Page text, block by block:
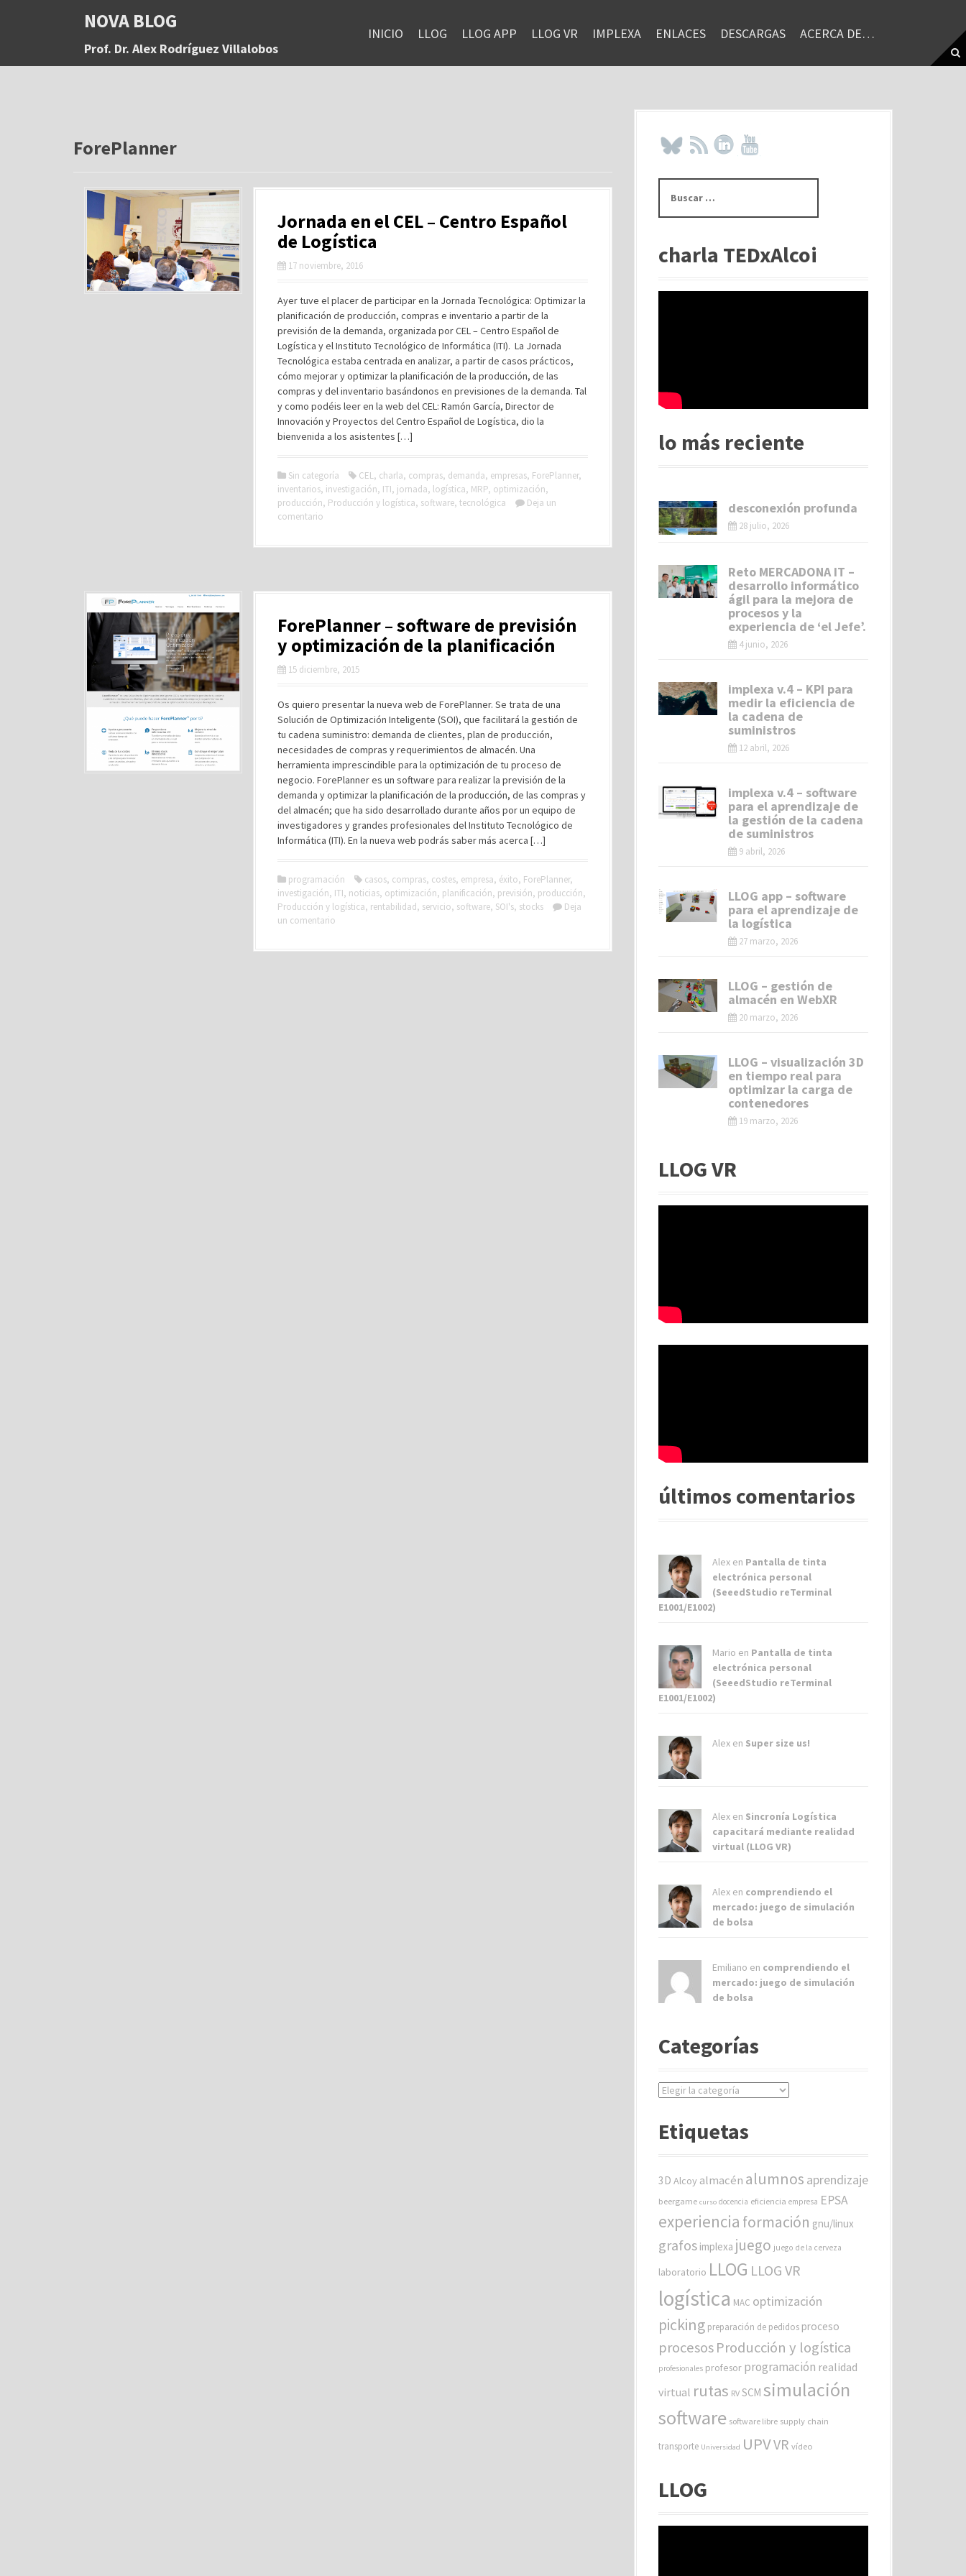
a
NOVA BLOG
Prof. Dr. Alex Rodríguez Villalobos
INICIO LLOG LLOG APP LLOG VR IMPLEXA ENLACES DESCARGAS ACERCA DE…
ForePlanner
Jornada en el CEL – Centro Español
de Logística
17 noviembre, 2016
Ayer tuve el placer de participar en la Jornada Tecnológica: Optimizar la
planificación de producción, compras e inventario a partir de la
previsión de la demanda, organizada por CEL – Centro Español de
Logística y el Instituto Tecnológico de Informática (ITI). La Jornada
Tecnológica estaba centrada en analizar, a partir de casos prácticos,
cómo mejorar y optimizar la planificación de la producción, de las
compras y del inventario basándonos en previsiones de la demanda. Tal
y como podéis leer en la web del CEL: Ramón García, Director de
Innovación y Proyectos del Centro Español de Logística, dio la
bienvenida a los asistentes […]
Sin categoría CEL, charla, compras, demanda, empresas, ForePlanner,
inventarios, investigación, ITI, jornada, logística, MRP, optimización,
producción, Producción y logística, software, tecnológica
Deja un
comentario
ForePlanner – software de previsión
y optimización de la planificación
15 diciembre, 2015
Os quiero presentar la nueva web de ForePlanner. Se trata de una
Solución de Optimización Inteligente (SOI), que facilitará la gestión de
tu cadena suministro: demanda de clientes, plan de producción,
necesidades de compras y requerimientos de almacén. Una
herramienta imprescindible para la optimización de tu proceso de
negocio. ForePlanner es un software para realizar la previsión de la
demanda y optimizar la planificación de la producción, de las compras y
del almacén; que ha sido desarrollado durante años por un equipo de
investigadores y grandes profesionales del Instituto Tecnológico de
Informática (ITI). En la nueva web podrás saber más acerca […]
programación casos, compras, costes, empresa, éxito, ForePlanner,
investigación, ITI, noticias, optimización, planificación, previsión, producción,
Producción y logística, rentabilidad, servicio, software, SOI's, stocks
Deja
un comentario
s
rcharla TEDxAlcoi
lo más reciente
desconexión profunda
28 julio, 2026
Reto MERCADONA IT –
desarrollo informático
ágil para la mejora de
procesos y la
experiencia de ‘el Jefe’.
4 junio, 2026
implexa v.4 – KPI para
medir la eficiencia de
la cadena de
suministros
12 abril, 2026
implexa v.4 – software
para el aprendizaje de
la gestión de la cadena
de suministros
9 abril, 2026
LLOG app – software
para el aprendizaje de
la logística
27 marzo, 2026
LLOG – gestión de
almacén en WebXR
20 marzo, 2026
LLOG – visualización 3D
en tiempo real para
optimizar la carga de
contenedores
19 marzo, 2026
LLOG VR
últimos comentarios
Alex en Pantalla de tinta
electrónica personal
(SeeedStudio reTerminal
E1001/E1002)
Mario en Pantalla de tinta
electrónica personal
(SeeedStudio reTerminal
E1001/E1002)
Alex en Super size us!
Alex en Sincronía Logística
capacitará mediante realidad
virtual (LLOG VR)
Alex en comprendiendo el
mercado: juego de simulación
de bolsa
Emiliano en comprendiendo el
mercado: juego de simulación
de bolsa
Categorías
C
e
r
s
Etiquetas
3D Alcoy almacén alumnos aprendizaje
beergame curso docencia eficiencia empresa EPSA
experiencia formación gnu/linux
grafos implexa juego juego de la cerveza
laboratorio LLOG LLOG VR
logística MAC optimización
picking preparación de pedidos proceso
procesosProducción y logística
profesionales profesor programación realidad
virtual rutas RV SCM simulación
software software libre supply chain
transporte Universidad UPVVR vídeo
LLOG